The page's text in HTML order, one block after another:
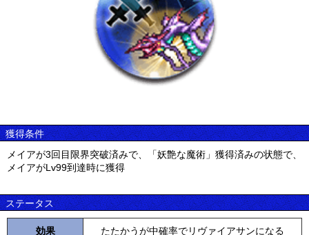
獲得条件
メイアが3回目限界突破済みで、「妖艶な魔術」獲得済みの状態で、
メイアがLv99到達時に獲得
ステータス
効果 たたかうが中確率でリヴァイアサンになる